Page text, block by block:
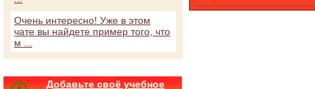
Очень интересно! Уже в этом
чате вы найдете пример того, что
м ...
Добавьте своё учебное